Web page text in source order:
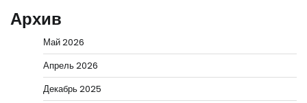
Архив
Май 2026
Апрель 2026
Декабрь 2025